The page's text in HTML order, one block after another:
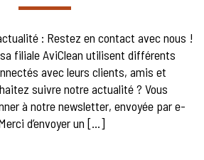
: Restez en contact avec nous !
filiale AviClean utilisent différents
avec leurs clients, amis et
suivre notre actualité ? Vous
à notre newsletter, envoyée par e-
d’envoyer un […]